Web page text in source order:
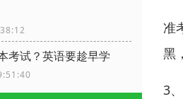
考试？英语要趁早学
准
黑
3